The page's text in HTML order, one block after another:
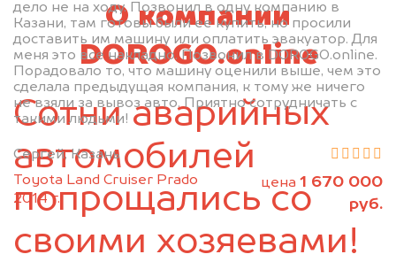
дело не на ходу. Позвонил в одну компанию в
Казани, там готовы были ее купить, но просили
доставить им машину или оплатить эвакуатор. Для
меня это все накладно. Позвонил в DOROGO.online.
Порадовало то, что машину оценили выше, чем это
сделала предыдущая компания, к тому же ничего
не взяли за вывоз авто. Приятно сотрудничать с
такими людьми!
Сергей, Казань
Toyota Land Cruiser Prado
2014 г.
цена 1 670 000
руб.
О компании
DOROGO.online
Сотни аварийных
автомобилей
попрощались со
своими хозяевами!